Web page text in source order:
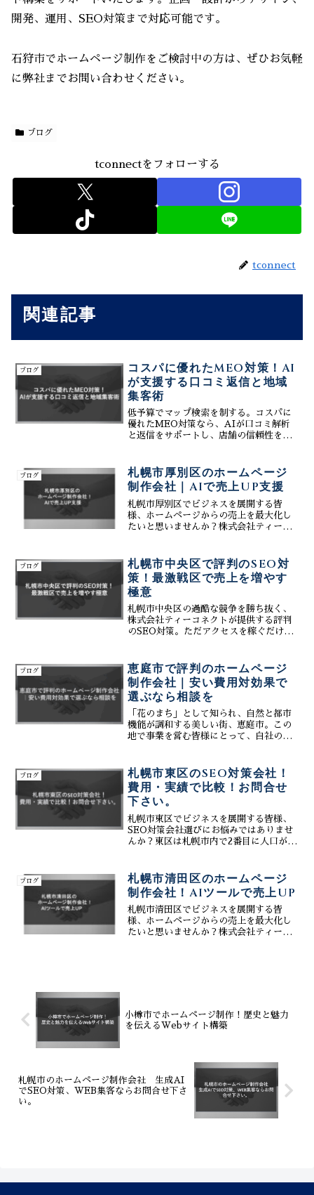
開発、運用、SEO対策まで対応可能です。
石狩市でホームページ制作をご検討中の方は、ぜひお気軽
に弊社までお問い合わせください。
ブログ
tconnectをフォローする
tconnect
関連記事
ブログ
コスパに優れたMEO対策！AI
が支援する口コミ返信と地域
集客術
低予算でマップ検索を制する。コスパに
優れたMEO対策なら、AIが口コミ解析
と返信をサポートし、店舗の信頼性を飛
にキャッチして成約に繋げるための最新
ロジックを徹底解説。...
ブログ
札幌市厚別区のホームページ
制作会社｜AIで売上UP支援
札幌市厚別区でビジネスを展開する皆
様、ホームページからの売上を最大化し
たいと思いませんか？株式会社ティーコ
上アップ戦略をご提案します。魅力的で
効果的なホームページ制作...
ブログ
札幌市中央区で評判のSEO対
策！最激戦区で売上を増やす
極意
札幌市中央区の過酷な競争を勝ち抜く、
株式会社ティーコネクトが提供する評判
のSEO対策。ただアクセスを稼ぐだけで
上に直結する」成約重視のホームページ
構築術を解説します。
ブログ
恵庭市で評判のホームページ
制作会社｜安い費用対効果で
選ぶなら相談を
「花のまち」として知られ、自然と都市
機能が調和する美しい街、恵庭市。この
地で事業を営む皆様にとって、自社の魅
に不可欠な存在です。しかし、いざ「ホ
ームページ制作会社」を探...
ブログ
札幌市東区のSEO対策会社！
費用・実績で比較！お問合せ
下さい。
札幌市東区でビジネスを展開する皆様、
SEO対策会社選びにお悩みではありませ
んか？東区は札幌市内で2番目に人口が多
この地域でビジネスを成功させるには、
効果的なSEO対策が...
ブログ
札幌市清田区のホームページ
制作会社！AIツールで売上UP
札幌市清田区でビジネスを展開する皆
様、ホームページからの売上を最大化し
たいと思いませんか？株式会社ティーコ
小樽市でホームページ制作！歴史と魅力
を伝えるWebサイト構築
札幌市のホームページ制作会社 生成AI
でSEO対策、WEB集客ならお問合せ下さ
い。